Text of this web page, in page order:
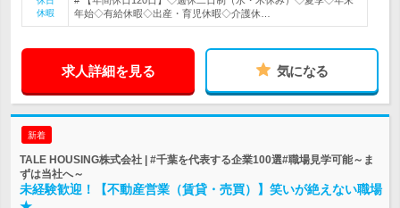
休暇
年始◇有給休暇◇出産・育児休暇◇介護休…
求人詳細を見る 気になる
新着
TALE HOUSING株式会社 | #千葉を代表する企業100選#職場見学可能～ま
ずは当社へ～
未経験歓迎！【不動産営業（賃貸・売買）】笑いが絶えない職場